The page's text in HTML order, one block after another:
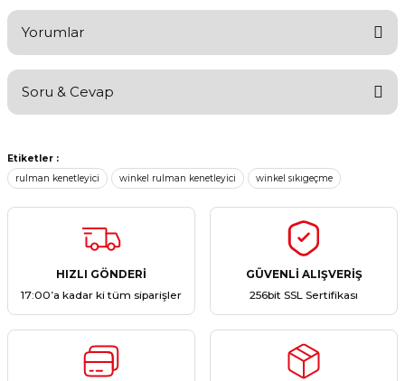
Yorumlar
Soru & Cevap
Ürün hakkında henüz soru sorulmamış.
Etiketler :
rulman kenetleyici
winkel rulman kenetleyici winkel sıkıgeçme
HIZLI GÖNDERİ
17:00’a kadar ki tüm siparişler
GÜVENLİ ALIŞVERİŞ
256bit SSL Sertifikası